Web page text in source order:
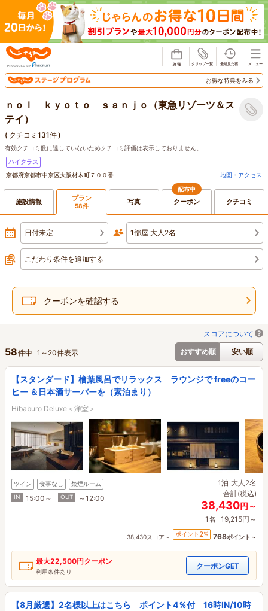
お得な特典をみる
ｎｏｌ ｋｙｏｔｏ ｓａｎｊｏ（東急リゾーツ＆ス
テイ）
( クチコミ131件)
有効クチコミ数に達していないためクチコミ評価は表示しておりません。
ハイクラス
京都府京都市中京区大阪材木町７００番
地図・アクセス
施設情報 プラン
58件 写真
配布中
クーポン クチコミ
日付未定 1部屋 大人2名
こだわり条件を追加する
クーポンを確認する
スコアについて
おすすめ順
安い順
58件中 1 ～ 20件表示
【スタンダード】檜葉風呂でリラックス ラウンジで freeのコー
ヒー ＆日本酒サーバーを（素泊まり）
Hibaburo Deluxe＜洋室＞
ツイン 食事なし
禁煙ルーム
IN
15:00～ OUT ～12:00
1泊 大人2名
合計(税込)
38,430円～
1名 19,215円～
38,430スコア～ ポイント 2% 768ポイント～
最大22,500円クーポン
利用条件あり
クーポンGET
【8月厳選】2名様以上はこちら ポイント4％付 16時IN/10時